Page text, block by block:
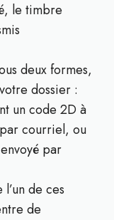
le timbre
deux formes,
dossier :
un code 2D à
courriel, ou
par
de ces
de